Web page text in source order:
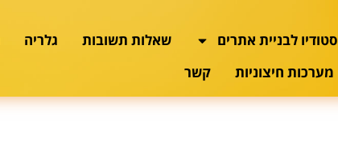
סטודיו לבניית אתרים שאלות תשובות גלריה
מערכות חיצוניות
קשר